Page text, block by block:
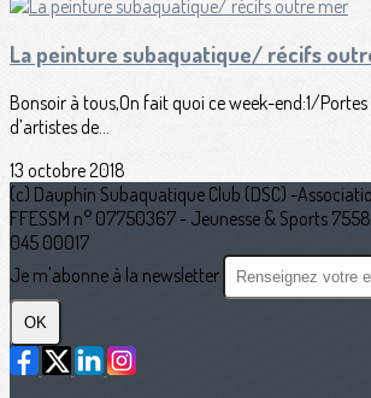
La peinture subaquatique/ récifs
Bonsoir à tous,On fait quoi ce week-end:1/
d’artistes de...
13 octobre 2018
(c) Dauphin Subaquatique Club (DSC) -
FFESSM n° 07750367 - Jeunesse & Sports
045 00017
Je m'abonne à la newsletter
OK